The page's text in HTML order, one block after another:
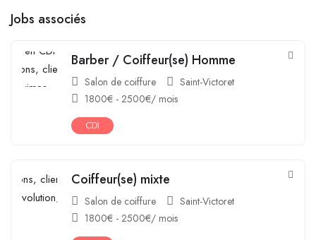
Jobs associés
Barber / Coiffeur(se) Homme
Salon de coiffure
Saint-Victoret
1800€ - 2500€/ mois
CDI
Coiffeur(se) mixte
Salon de coiffure
Saint-Victoret
1800€ - 2500€/ mois